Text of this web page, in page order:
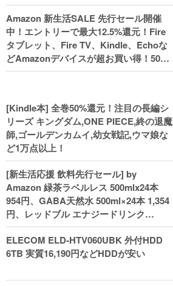
Amazon 新生活SALE 先行セール開催
中！エントリーで最大12.5%還元！Fire
タブレット、Fire TV、Kindle、Echoな
どAmazonデバイスが超お買い得！50%
還元！Kindle本 新生活フェアなど！
[Kindle本] 全巻50%還元！注目の長編シ
リーズ キングダム,ONE PIECE,終の退魔
師,ゴールデンカムイ,幼女戦記,ウマ娘な
ど1万点以上！
[新生活応援 飲料先行セール] by
Amazon 緑茶ラベルレス 500mlx24本
954円、GABA天然水 500ml×24本 1,354
円、レッドブル エナジードリンク
250mlx24本 3,412円、い･ろ･は･す 2L×8
本 846円など飲料セール
ELECOM ELD-HTV060UBK 外付HDD
6TB 実質16,190円などHDDが安い